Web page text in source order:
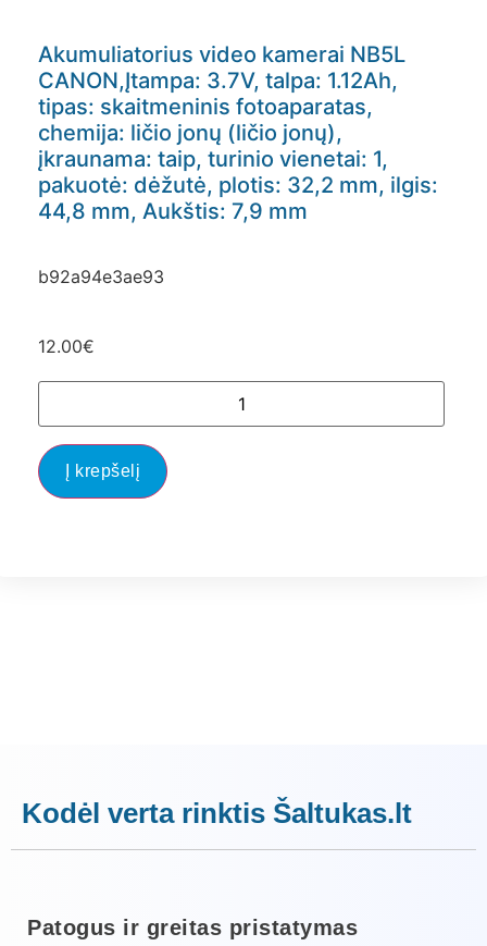
Akumuliatorius video kamerai NB5L
CANON,Įtampa: 3.7V, talpa: 1.12Ah,
tipas: skaitmeninis fotoaparatas,
chemija: ličio jonų (ličio jonų),
įkraunama: taip, turinio vienetai: 1,
pakuotė: dėžutė, plotis: 32,2 mm, ilgis:
44,8 mm, Aukštis: 7,9 mm
b92a94e3ae93
12.00€
Į krepšelį
Kodėl verta rinktis Šaltukas.lt
Patogus ir greitas pristatymas